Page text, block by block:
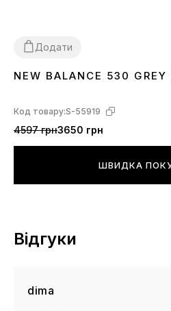
Додати
3637 3839404142 434445
NEW BALANCE 530 GREY
Код товару:S-55919
4597 грн3650 грн
ШВИДКА
Відгуки
dima